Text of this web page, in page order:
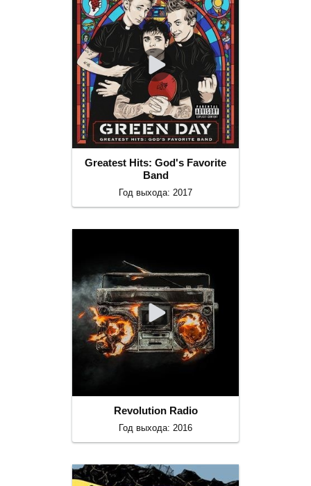
Greatest Hits: God's Favorite
Band
Год выхода: 2017
Revolution Radio
Год выхода: 2016